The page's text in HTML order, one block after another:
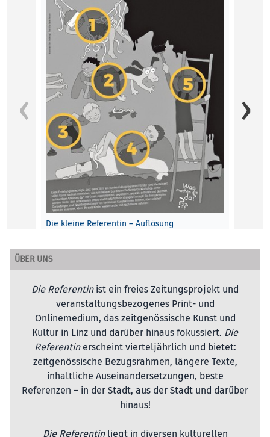
Die kleine Referentin – Auflösung
TASTKINO“ 3 Günther Brus …
Terri Frühling/Elke Punkt Fleisch
KINDER, 1. März 2017
ÜBER UNS
Die Referentinist ein freies Zeitungsprojekt und
veranstaltungsbezogenes Print- und
Onlinemedium, das zeitgenössische Kunst und
Kultur in Linz und darüber hinaus fokussiert. Die
Referentinerscheint vierteljährlich und bietet:
zeitgenössische Bezugsrahmen, längere Texte,
inhaltliche Auseinandersetzungen, beste
Referenzen – in der Stadt, aus der Stadt und darüber
hinaus!
Die Referentinliegt in diversen kulturellen